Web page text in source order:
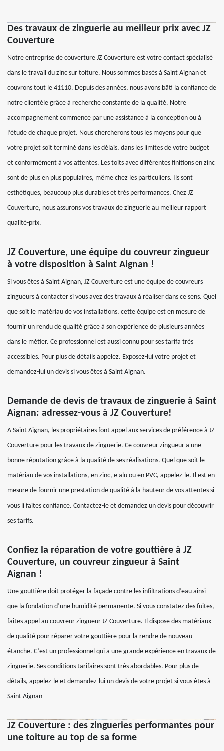
Des travaux de zinguerie au meilleur prix avec JZ
Couverture
Notre entreprise de couverture JZ Couverture est votre contact spécialisé
dans le travail du zinc sur toiture. Nous sommes basés à Saint Aignan et
couvrons tout le 41110. Depuis des années, nous avons bâti la confiance de
notre clientèle grâce à recherche constante de la qualité. Notre
accompagnement commence par une assistance à la conception ou à
l’étude de chaque projet. Nous chercherons tous les moyens pour que
votre projet soit terminé dans les délais, dans les limites de votre budget
et conformément à vos attentes. Les toits avec différentes finitions en zinc
sont de plus en plus populaires, même chez les particuliers. Ils sont
esthétiques, beaucoup plus durables et très performances. Chez JZ
Couverture, nous assurons vos travaux de zinguerie au meilleur rapport
qualité-prix.
JZ Couverture, une équipe du couvreur zingueur
à votre disposition à Saint Aignan !
Si vous êtes à Saint Aignan, JZ Couverture est une équipe de couvreurs
zingueurs à contacter si vous avez des travaux à réaliser dans ce sens. Quel
que soit le matériau de vos installations, cette équipe est en mesure de
fournir un rendu de qualité grâce à son expérience de plusieurs années
dans le métier. Ce professionnel est aussi connu pour ses tarifa très
accessibles. Pour plus de détails appelez. Exposez-lui votre projet et
demandez-lui un devis si vous êtes à Saint Aignan.
Demande de devis de travaux de zinguerie à Saint
Aignan: adressez-vous à JZ Couverture!
A Saint Aignan, les propriétaires font appel aux services de préférence à JZ
Couverture pour les travaux de zinguerie. Ce couvreur zingueur a une
bonne réputation grâce à la qualité de ses réalisations. Quel que soit le
matériau de vos installations, en zinc, e alu ou en PVC, appelez-le. Il est en
mesure de fournir une prestation de qualité à la hauteur de vos attentes si
vous li faites confiance. Contactez-le et demandez un devis pour découvrir
ses tarifs.
Confiez la réparation de votre gouttière à JZ
Couverture, un couvreur zingueur à Saint
Aignan !
Une gouttière doit protéger la façade contre les infiltrations d’eau ainsi
que la fondation d’une humidité permanente. Si vous constatez des fuites,
faites appel au couvreur zingueur JZ Couverture. Il dispose des matériaux
de qualité pour réparer votre gouttière pour la rendre de nouveau
étanche. C’est un professionnel qui a une grande expérience en travaux de
zinguerie. Ses conditions tarifaires sont très abordables. Pour plus de
détails, appelez-le et demandez-lui un devis de votre projet si vous êtes à
Saint Aignan
JZ Couverture : des zingueries performantes pour
une toiture au top de sa forme